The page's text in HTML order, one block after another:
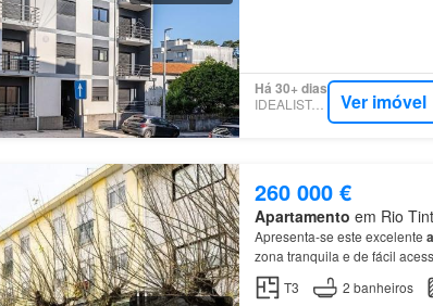
Há 30+ dias
IDEALISTA.PT Ver imóvel
260 000 €
Apartamento em Rio
Apresenta-se este excelente
zona tranquila e de fácil
T3
2 banheiros